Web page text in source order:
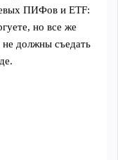
ПИФов и ETF:
но все же
должны съедать